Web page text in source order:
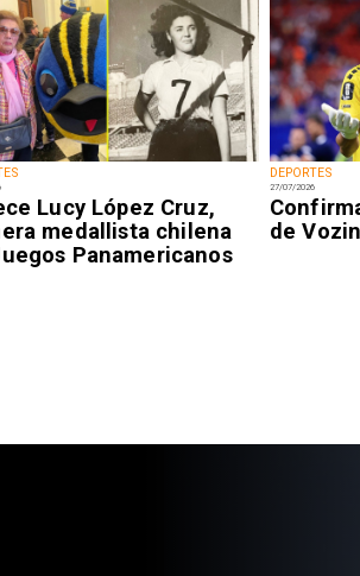
Lucy López Cruz,
medallista chilena
Panamericanos
DEPORTES
27/07/2026
de